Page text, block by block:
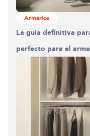
Armarios
La guía definitiva
perfecto para el